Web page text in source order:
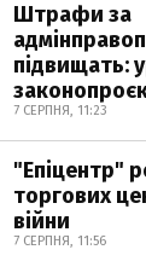
Штрафи за
підвищать:
7 СЕРПНЯ, 11:23
"Епіцентр"
торгових
війни
7 СЕРПНЯ, 11:56